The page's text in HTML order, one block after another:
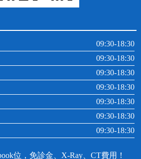
09:30-18:30
09:30-18:30
09:30-18:30
09:30-18:30
09:30-18:30
09:30-18:30
09:30-18:30
位，免診金、X-Ray、CT費用！